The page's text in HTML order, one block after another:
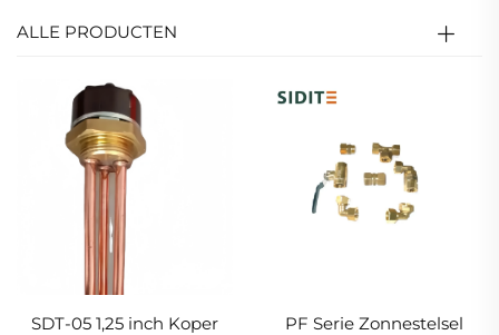
ALLE PRODUCTEN
SDT-05 1,25 inch Koper
PF Serie Zonnestelsel